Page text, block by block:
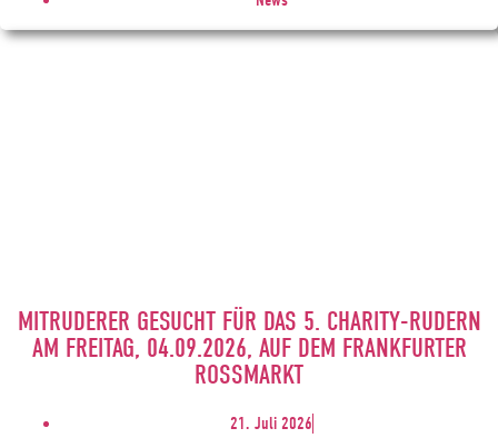
MITRUDERER GESUCHT FÜR DAS 5. CHARITY-RUDERN
AM FREITAG, 04.09.2026, AUF DEM FRANKFURTER
ROSSMARKT
21. Juli 2026